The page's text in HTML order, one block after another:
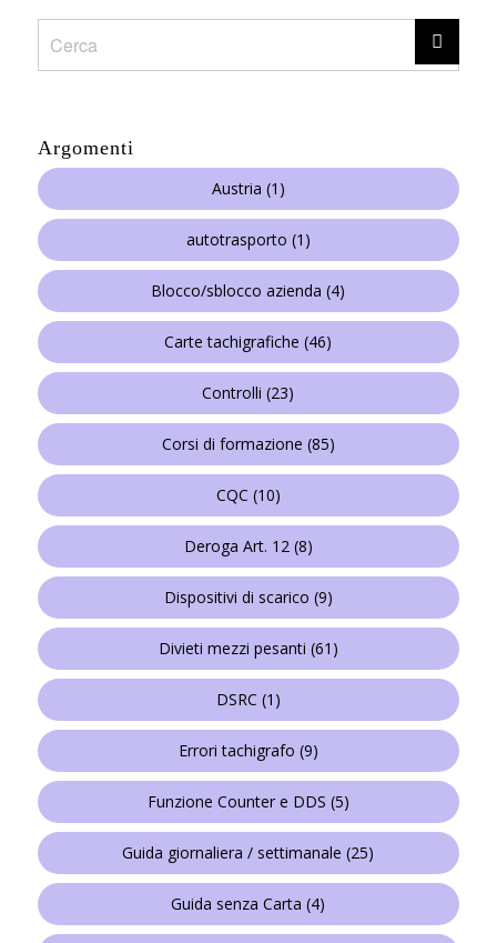
Argomenti
Austria (1)
autotrasporto (1)
Blocco/sblocco azienda (4)
Carte tachigrafiche (46)
Controlli (23)
Corsi di formazione (85)
CQC (10)
Deroga Art. 12(8)
Dispositivi di scarico (9)
Divieti mezzi pesanti (61)
DSRC (1)
Errori tachigrafo (9)
Funzione Counter e DDS (5)
Guida giornaliera / settimanale (25)
Guida senza Carta (4)